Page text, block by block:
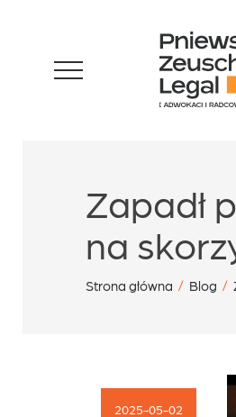
content
Sukcesy
Blog
Aktualności
Zapadł
na
Strona główna / Blog /
2025-05-02